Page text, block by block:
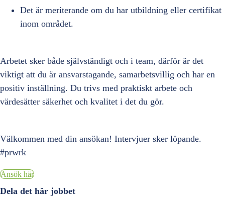
Det är meriterande om du har utbildning eller certifikat
inom området.
Arbetet sker både självständigt och i team, därför är det
viktigt att du är ansvarstagande, samarbetsvillig och har en
positiv inställning. Du trivs med praktiskt arbete och
värdesätter säkerhet och kvalitet i det du gör.
Välkommen med din ansökan! Intervjuer sker löpande.
#prwrk
Ansök här
Dela det här jobbet